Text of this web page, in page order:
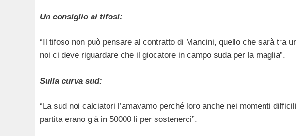
Un consiglio ai tifosi:
“Il tifoso non può pensare al contratto di Mancini, quello che sarà tra
noi ci deve riguardare che il giocatore in campo suda per la maglia”.
Sulla curva sud:
“La sud noi calciatori l’amavamo perché loro anche nei momenti
partita erano già in 50000 li per sostenerci”.